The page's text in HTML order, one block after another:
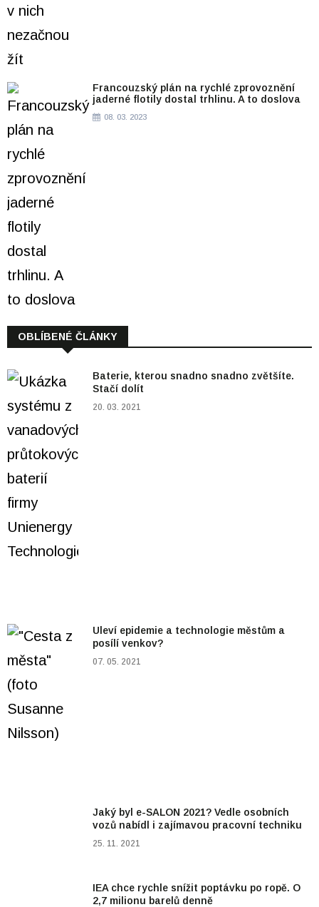
Francouzský plán na rychlé zprovoznění
jaderné flotily dostal trhlinu. A to doslova
08. 03. 2023
OBLÍBENÉ ČLÁNKY
Baterie, kterou snadno snadno zvětšíte.
Stačí dolít
20. 03. 2021
Uleví epidemie a technologie městům a
posílí venkov?
07. 05. 2021
Jaký byl e-SALON 2021? Vedle osobních
vozů nabídl i zajímavou pracovní techniku
25. 11. 2021
IEA chce rychle snížit poptávku po ropě. O
2,7 milionu barelů denně